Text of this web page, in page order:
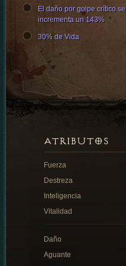
El daño por golpe crítico se
incrementa un 143%
30% de Vida
ATRIBUTOS
Fuerza
Destreza
Inteligencia
Vitalidad
Daño
Aguante